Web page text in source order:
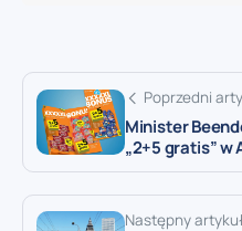
Poprzedni
Minister
„2+5 gratis” w
Następny